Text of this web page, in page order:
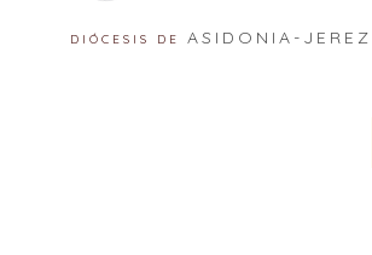
DIÓCESIS DEASIDONIA-JEREZ